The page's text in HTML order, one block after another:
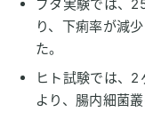
ブタ実験では、
り、下痢率が減
た。
ヒト試験では、
より、腸内細菌